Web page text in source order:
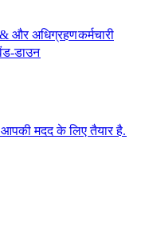
& और अधिग्रहण​​कर्मचारी
डाउन​​
मदद के लिए तैयार है.​​